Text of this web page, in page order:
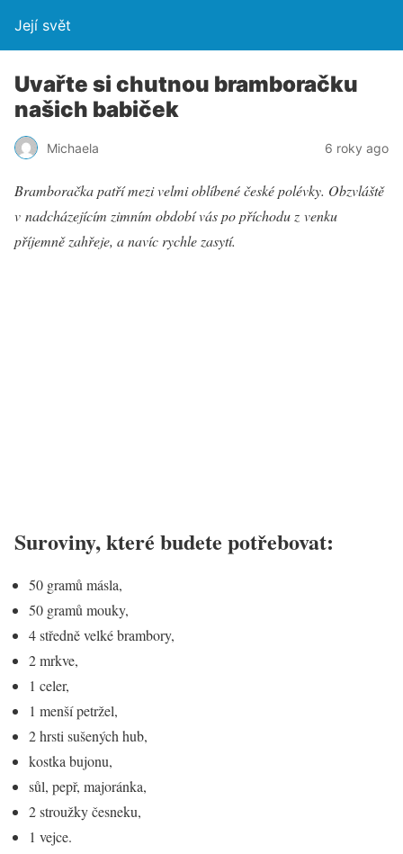
Její svět
Uvařte si chutnou bramboračku
našich babiček
Michaela 6 roky ago
Bramboračka patří mezi velmi oblíbené české polévky. Obzvláště
v nadcházejícím zimním období vás po příchodu z venku
příjemně zahřeje, a navíc rychle zasytí.
Suroviny, které budete potřebovat:
50 gramů másla,
50 gramů mouky,
4 středně velké brambory,
2 mrkve,
1 celer,
1 menší petržel,
2 hrsti sušených hub,
kostka bujonu,
sůl, pepř, majoránka,
2 stroužky česneku,
1 vejce.